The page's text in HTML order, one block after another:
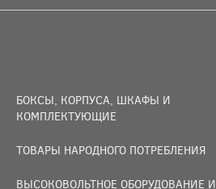
БОКСЫ, КОРПУСА, ШКАФЫ И
КОМПЛЕКТУЮЩИЕ
ТОВАРЫ НАРОДНОГО ПОТРЕБЛЕНИЯ
ВЫСОКОВОЛЬТНОЕ ОБОРУДОВАНИЕ И